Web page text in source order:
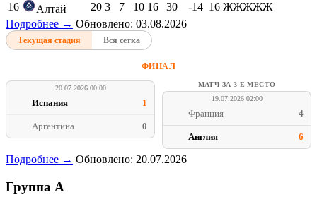
16
Алтай 20 3 7 10 16 30 -14 16 ЖЖЖЖЖ
Подробнее → Обновлено: 03.08.2026
Текущая стадия Вся сетка
ФИНАЛ
20.07.2026 00:00
Испания 1
Аргентина 0
МАТЧ ЗА 3-Е МЕСТО
19.07.2026 02:00
Франция 4
Англия 6
Подробнее → Обновлено: 20.07.2026
Группа A